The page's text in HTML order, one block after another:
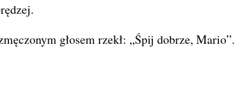
głosem rzekł: „Śpij dobrze, Mario”.